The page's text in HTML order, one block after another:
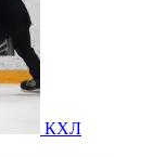
КХЛ